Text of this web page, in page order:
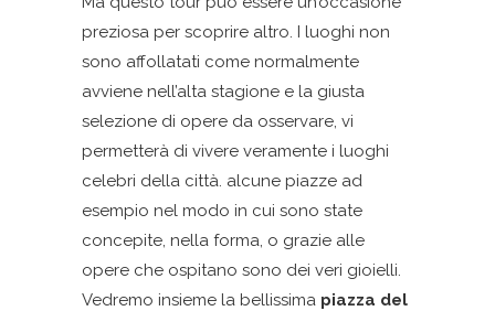
preziosa per scoprire altro. I luoghi non
sono affollatati come normalmente
avviene nell’alta stagione e la giusta
selezione di opere da osservare, vi
permetterà di vivere veramente i luoghi
celebri della città. alcune piazze ad
esempio nel modo in cui sono state
concepite, nella forma, o grazie alle
opere che ospitano sono dei veri gioielli.
Vedremo insieme la bellissima piazza del